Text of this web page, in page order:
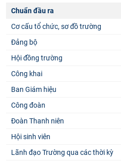
Chuẩn đầu ra
Cơ cấu tổ chức, sơ đồ trường
Đảng bộ
Hội đồng trường
Công khai
Ban Giám hiệu
Công đoàn
Đoàn Thanh niên
Hội sinh viên
Lãnh đạo Trường qua các thời kỳ